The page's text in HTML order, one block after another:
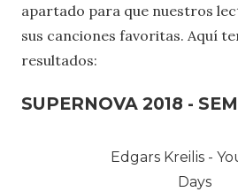
apartado para que nuestros
sus canciones favoritas. Aquí
resultados:
SUPERNOVA 2018 -
Edgars Kreilis -
Days